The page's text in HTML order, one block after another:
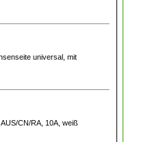
universal, mit
CN/RA, 10A, weiß